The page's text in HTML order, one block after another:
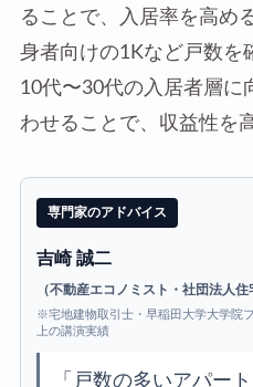
ることで、入居率を高め
身者向けの1Kなど戸数を
10代〜30代の入居者層に
わせることで、収益性を
専門家のアドバイス
吉崎 誠二
（不動産エコノミスト・社団法人
※宅地建物取引士・早稲田大学大学院
上の講演実績
「戸数の多いアパート